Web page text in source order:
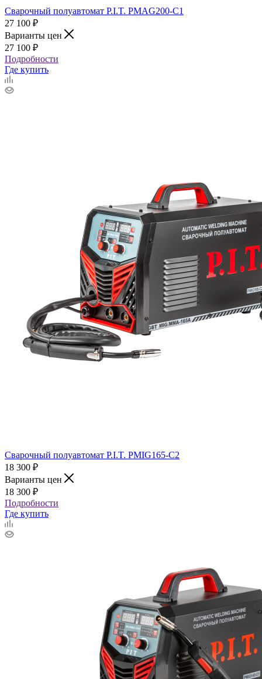
Сварочный полуавтомат P.I.T. PMAG200-С1
27 100 ₽
Варианты цен
27 100 ₽
Подробности
Где купить
Сварочный полуавтомат P.I.T. PMIG165-С2
18 300 ₽
Варианты цен
18 300 ₽
Подробности
Где купить